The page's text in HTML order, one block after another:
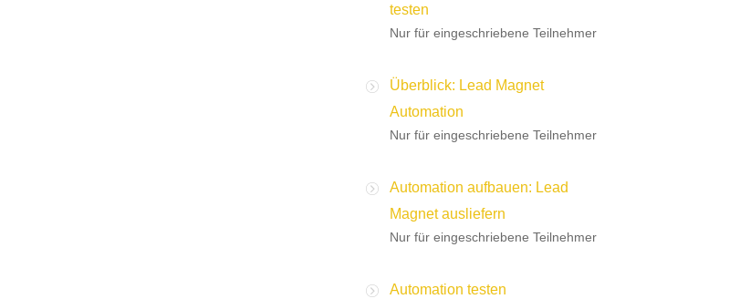
testen
Nur für eingeschriebene Teilnehmer
Überblick: Lead Magnet
Automation
Nur für eingeschriebene Teilnehmer
Automation aufbauen: Lead
Magnet ausliefern
Nur für eingeschriebene Teilnehmer
Automation testen